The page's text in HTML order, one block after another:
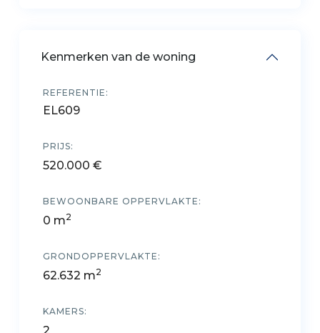
Kenmerken van de woning
REFERENTIE:
EL609
PRIJS:
520.000 €
BEWOONBARE OPPERVLAKTE:
0 m2
GRONDOPPERVLAKTE:
62.632 m2
KAMERS:
2